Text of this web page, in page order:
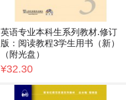
英语专业本科生系列教材.修订
版：阅读教程3学生用书（新）
（附光盘）
¥32.30